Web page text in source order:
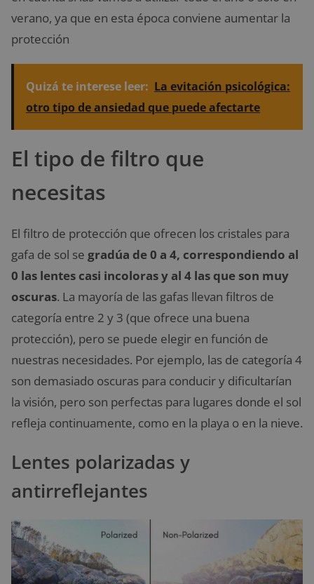
verano, ya que en esta época conviene aumentar la
protección
Quizá te interese leer: La evitación psicológica:
otro tipo de ansiedad que puede afectarte
El tipo de filtro que
necesitas
El filtro de protección que ofrecen los cristales para
gafa de sol se gradúa de 0 a 4, correspondiendo al
0 las lentes casi incoloras y al 4 las que son muy
oscuras. La mayoría de las gafas llevan filtros de
categoría entre 2 y 3 (que ofrece una buena
protección), pero se puede elegir en función de
nuestras necesidades. Por ejemplo, las de categoría 4
son demasiado oscuras para conducir y dificultarían
la visión, pero son perfectas para lugares donde el sol
refleja continuamente, como en la playa o en la nieve.
Lentes polarizadas y
antirreflejantes